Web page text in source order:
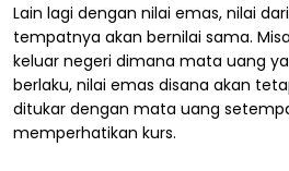
Lain lagi dengan nilai emas, nilai
tempatnya akan bernilai sama.
keluar negeri dimana mata uang
berlaku, nilai emas disana akan
ditukar dengan mata uang
memperhatikan kurs.